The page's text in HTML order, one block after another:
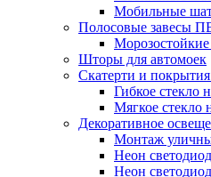
Мобильные
Полосовые завесы
Шторы для автомоек
Скатерти и
Гибкое стекло
Мягкое стекло
Декоративное
Монтаж
Неон
Неон